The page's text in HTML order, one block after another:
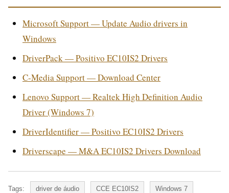
Microsoft Support — Update Audio drivers in
Windows
DriverPack — Positivo EC10IS2 Drivers
C-Media Support — Download Center
Lenovo Support — Realtek High Definition Audio
Driver (Windows 7)
DriverIdentifier — Positivo EC10IS2 Drivers
Driverscape — M&A EC10IS2 Drivers Download
Tags: driver de áudio CCE EC10IS2 Windows 7